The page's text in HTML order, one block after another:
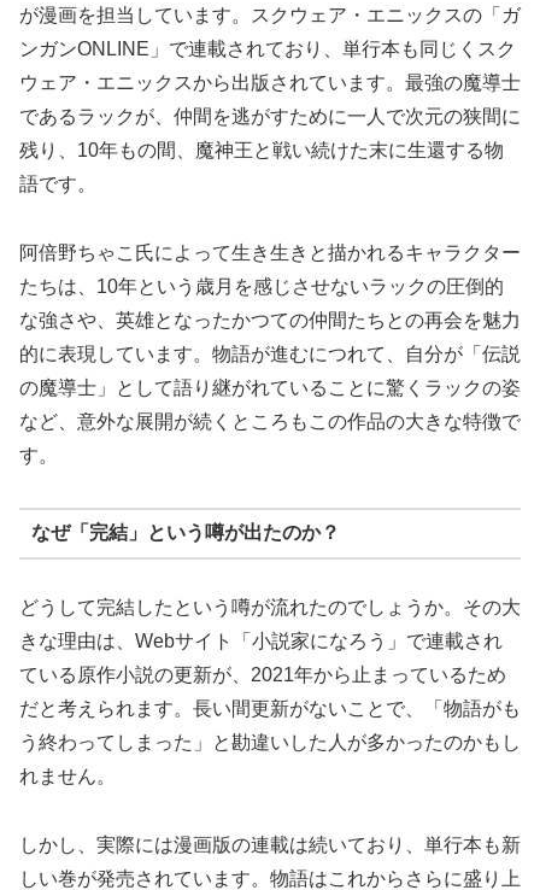
が漫画を担当しています。スクウェア・エニックスの「ガ
ンガンONLINE」で連載されており、単行本も同じくスク
ウェア・エニックスから出版されています。最強の魔導士
であるラックが、仲間を逃がすために一人で次元の狭間に
残り、10年もの間、魔神王と戦い続けた末に生還する物
語です。
阿倍野ちゃこ氏によって生き生きと描かれるキャラクター
たちは、10年という歳月を感じさせないラックの圧倒的
な強さや、英雄となったかつての仲間たちとの再会を魅力
的に表現しています。物語が進むにつれて、自分が「伝説
の魔導士」として語り継がれていることに驚くラックの姿
など、意外な展開が続くところもこの作品の大きな特徴で
す。
なぜ「完結」という噂が出たのか？
どうして完結したという噂が流れたのでしょうか。その大
きな理由は、Webサイト「小説家になろう」で連載され
ている原作小説の更新が、2021年から止まっているため
だと考えられます。長い間更新がないことで、「物語がも
う終わってしまった」と勘違いした人が多かったのかもし
れません。
しかし、実際には漫画版の連載は続いており、単行本も新
しい巻が発売されています。物語はこれからさらに盛り上